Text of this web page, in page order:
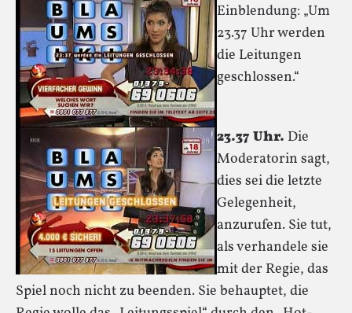
Einblendung: „Um
23.37 Uhr werden
die Leitungen
geschlossen.“
23.37 Uhr. Die
Moderatorin sagt,
dies sei die letzte
Gelegenheit,
anzurufen. Sie tut,
als verhandele sie
mit der Regie, das
Spiel noch nicht zu beenden. Sie behauptet, die